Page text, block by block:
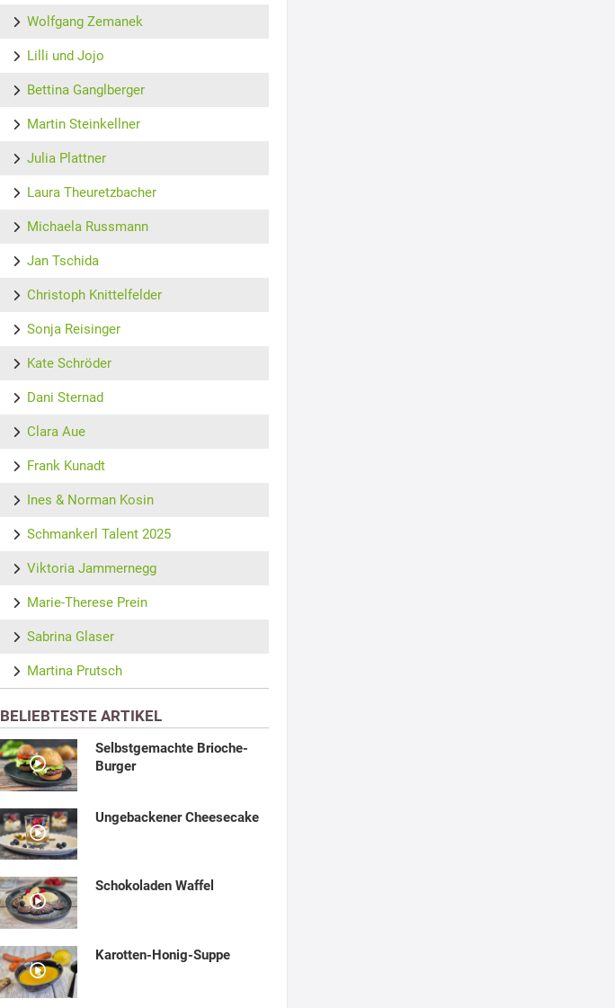
Wolfgang Zemanek
Lilli und Jojo
Bettina Ganglberger
Martin Steinkellner
Julia Plattner
Laura Theuretzbacher
Michaela Russmann
Jan Tschida
Christoph Knittelfelder
Sonja Reisinger
Kate Schröder
Dani Sternad
Clara Aue
Frank Kunadt
Ines & Norman Kosin
Schmankerl Talent 2025
Viktoria Jammernegg
Marie-Therese Prein
Sabrina Glaser
Martina Prutsch
BELIEBTESTE ARTIKEL
Selbstgemachte Brioche-
Burger
Ungebackener Cheesecake
Schokoladen Waffel
Karotten-Honig-Suppe